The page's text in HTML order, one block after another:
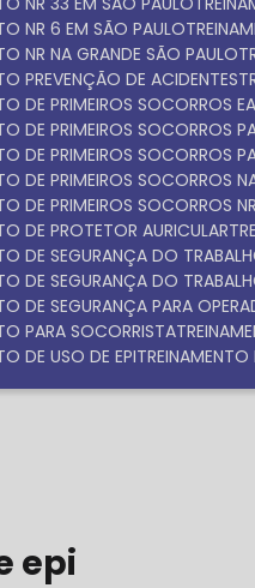
NR 6 EM SÃO PAULO
NR NA GRANDE SÃO PAULO
PREVENÇÃO DE ACIDENTES
DE PRIMEIROS SOCORROS
DE PRIMEIROS SOCORROS
DE PRIMEIROS SOCORROS
DE PRIMEIROS SOCORROS
DE PRIMEIROS SOCORROS
DE PROTETOR AURICULAR
DE SEGURANÇA DO
DE SEGURANÇA DO
DE SEGURANÇA PARA
PARA SOCORRISTA
DE USO DE EPI
epi